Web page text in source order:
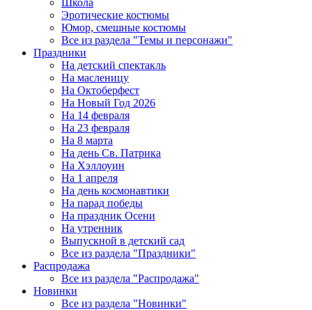
Школа
Эротические костюмы
Юмор, смешные костюмы
Все из раздела "Темы и персонажи"
Праздники
На детский спектакль
На масленицу
На Октоберфест
На Новый Год 2026
На 14 февраля
На 23 февраля
На 8 марта
На день Св. Патрика
На Хэллоуин
На 1 апреля
На день космонавтики
На парад победы
На праздник Осени
На утренник
Выпускной в детский сад
Все из раздела "Праздники"
Распродажа
Все из раздела "Распродажа"
Новинки
Все из раздела "Новинки"